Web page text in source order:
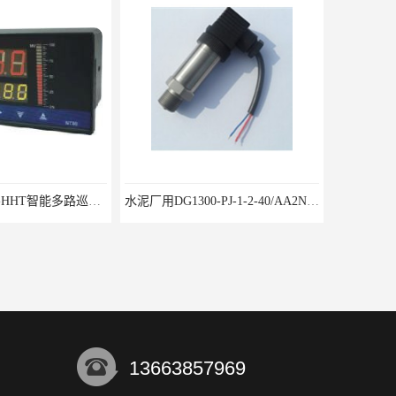
WP-D816-01-08-HHT智能多路巡检仪 水泥厂用DG1300-PJ-1-2-40/AA2N压力变送器
13663857969